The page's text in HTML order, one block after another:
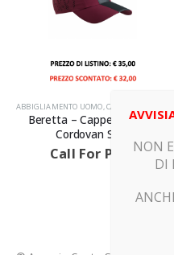
ABBIGLIAMENTO UOMO,CAPPELLI E BERRETTI
Beretta – Cappellino Tech
Cordovan Spirit
Call For PriceNON
DI